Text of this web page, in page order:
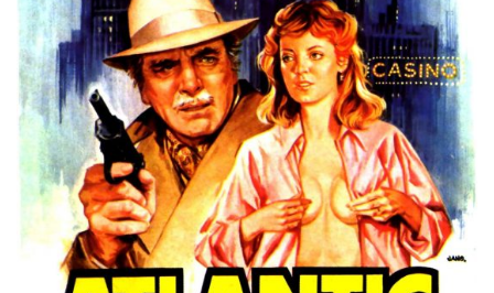
Oorlogsfilm
Romantische komedie
Thriller